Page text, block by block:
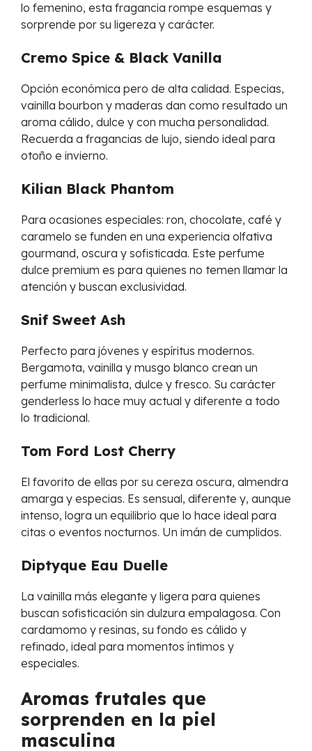
lo femenino, esta fragancia rompe esquemas y
sorprende por su ligereza y carácter.
Cremo Spice & Black Vanilla
Opción económica pero de alta calidad. Especias,
vainilla bourbon y maderas dan como resultado un
aroma cálido, dulce y con mucha personalidad.
Recuerda a fragancias de lujo, siendo ideal para
otoño e invierno.
Kilian Black Phantom
Para ocasiones especiales: ron, chocolate, café y
caramelo se funden en una experiencia olfativa
gourmand, oscura y sofisticada. Este perfume
dulce premium es para quienes no temen llamar la
atención y buscan exclusividad.
Snif Sweet Ash
Perfecto para jóvenes y espíritus modernos.
Bergamota, vainilla y musgo blanco crean un
perfume minimalista, dulce y fresco. Su carácter
genderless lo hace muy actual y diferente a todo
lo tradicional.
Tom Ford Lost Cherry
El favorito de ellas por su cereza oscura, almendra
amarga y especias. Es sensual, diferente y, aunque
intenso, logra un equilibrio que lo hace ideal para
citas o eventos nocturnos. Un imán de cumplidos.
Diptyque Eau Duelle
La vainilla más elegante y ligera para quienes
buscan sofisticación sin dulzura empalagosa. Con
cardamomo y resinas, su fondo es cálido y
refinado, ideal para momentos íntimos y
especiales.
Aromas frutales que
sorprenden en la piel
masculina